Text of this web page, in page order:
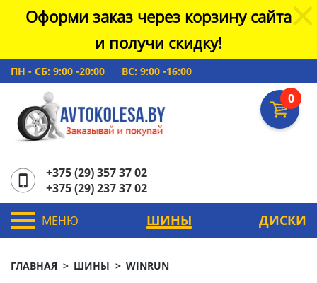
Оформи заказ через корзину сайта
и получи скидку!
ПН - СБ: 9:00 -20:00 ВС: 9:00 -16:00
0
+375 (29) 357 37 02
+375 (29) 237 37 02
МЕНЮ ШИНЫ ДИСКИ
ГЛАВНАЯ ШИНЫ WINRUN